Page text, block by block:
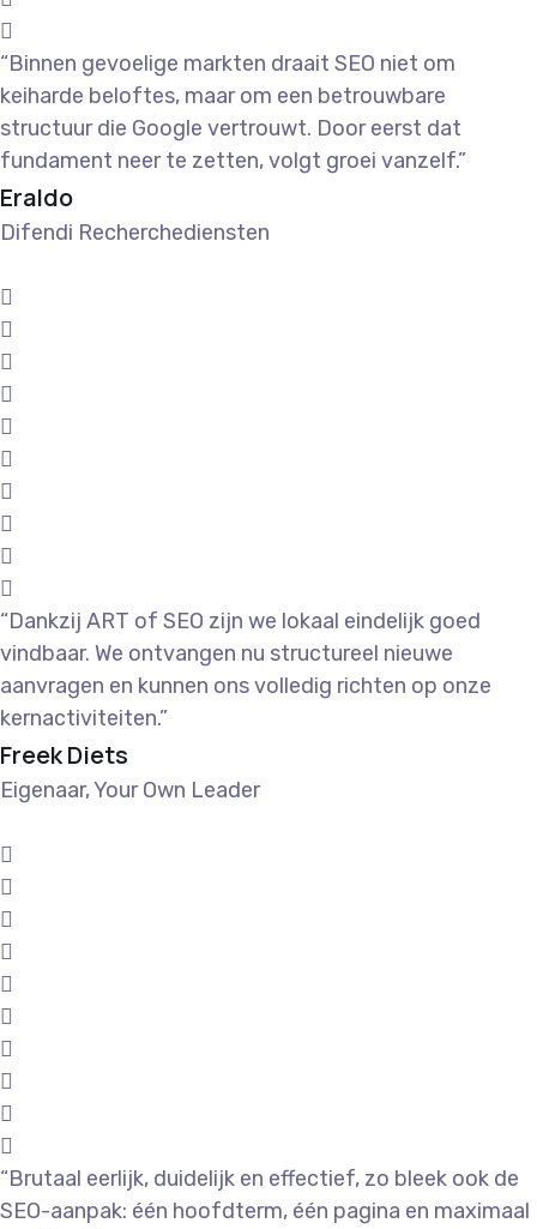
“Binnen gevoelige markten draait SEO niet om
keiharde beloftes, maar om een betrouwbare
structuur die Google vertrouwt. Door eerst dat
fundament neer te zetten, volgt groei vanzelf.”
Eraldo
Difendi Recherchediensten
“Dankzij ART of SEO zijn we lokaal eindelijk goed
vindbaar. We ontvangen nu structureel nieuwe
aanvragen en kunnen ons volledig richten op onze
kernactiviteiten.”
Freek Diets
Eigenaar, Your Own Leader
“Brutaal eerlijk, duidelijk en effectief, zo bleek ook de
SEO-aanpak: één hoofdterm, één pagina en maximaal